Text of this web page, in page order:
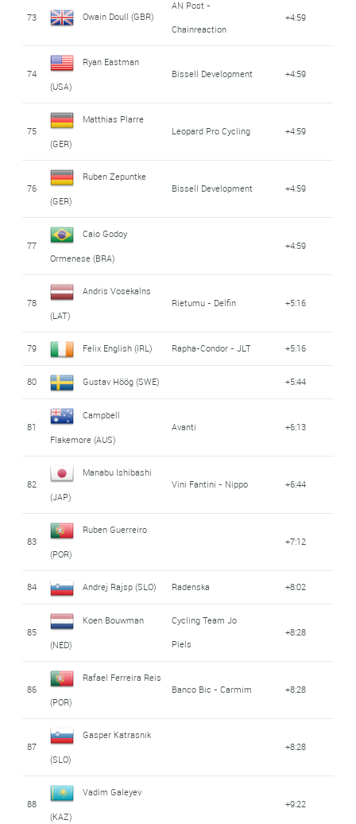
73 Owain Doull (GBR)
AN Post -
Chainreaction
+4:59
74
Ryan Eastman
(USA)
Bissell Development +4:59
75
Matthias Plarre
(GER)
Leopard Pro Cycling +4:59
76
Ruben Zepuntke
(GER)
Bissell Development +4:59
77
Caio Godoy
Ormenese (BRA)
+4:59
78
Andris Vosekalns
(LAT)
Rietumu - Delfin +5:16
79 Felix English (IRL) Rapha-Condor - JLT +5:16
80 Gustav Höög (SWE) +5:44
81
Campbell
Flakemore (AUS)
Avanti +6:13
82
Manabu Ishibashi
(JAP)
Vini Fantini - Nippo +6:44
83
Ruben Guerreiro
(POR)
+7:12
84 Andrej Rajsp (SLO) Radenska +8:02
85
Koen Bouwman
(NED)
Cycling Team Jo
Piels
+8:28
86
Rafael Ferreira Reis
(POR)
Banco Bic - Carmim +8:28
87
Gasper Katrasnik
(SLO)
+8:28
88
Vadim Galeyev
(KAZ)
+9:22